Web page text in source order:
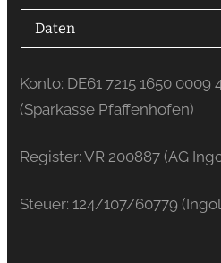
Daten
Konto: DE61 7215 1650 0009
(Sparkasse Pfaffenhofen)
Register: VR 200887 (AG
Steuer: 124/107/60779